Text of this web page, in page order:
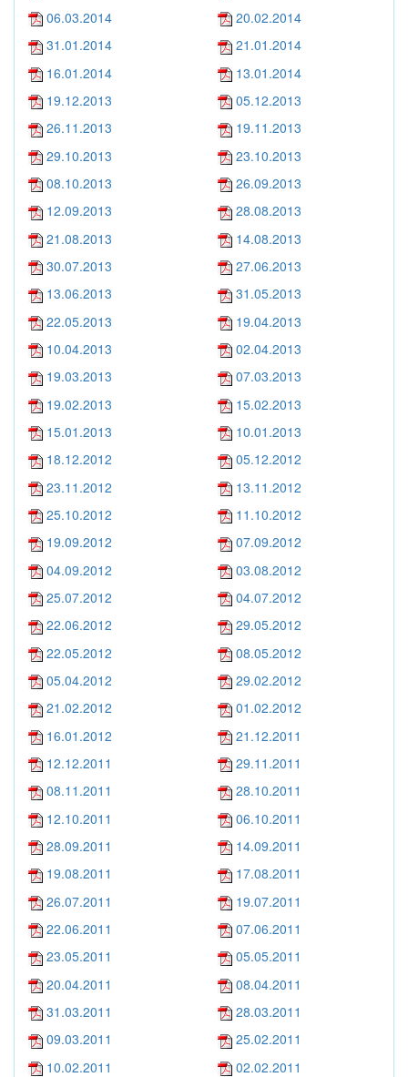
06.03.2014
20.02.2014
31.01.2014
21.01.2014
16.01.2014
13.01.2014
19.12.2013
05.12.2013
26.11.2013
19.11.2013
29.10.2013
23.10.2013
08.10.2013
26.09.2013
12.09.2013
28.08.2013
21.08.2013
14.08.2013
30.07.2013
27.06.2013
13.06.2013
31.05.2013
22.05.2013
19.04.2013
10.04.2013
02.04.2013
19.03.2013
07.03.2013
19.02.2013
15.02.2013
15.01.2013
10.01.2013
18.12.2012
05.12.2012
23.11.2012
13.11.2012
25.10.2012
11.10.2012
19.09.2012
07.09.2012
04.09.2012
03.08.2012
25.07.2012
04.07.2012
22.06.2012
29.05.2012
22.05.2012
08.05.2012
05.04.2012
29.02.2012
21.02.2012
01.02.2012
16.01.2012
21.12.2011
12.12.2011
29.11.2011
08.11.2011
28.10.2011
12.10.2011
06.10.2011
28.09.2011
14.09.2011
19.08.2011
17.08.2011
26.07.2011
19.07.2011
22.06.2011
07.06.2011
23.05.2011
05.05.2011
20.04.2011
08.04.2011
31.03.2011
28.03.2011
09.03.2011
25.02.2011
10.02.2011
02.02.2011